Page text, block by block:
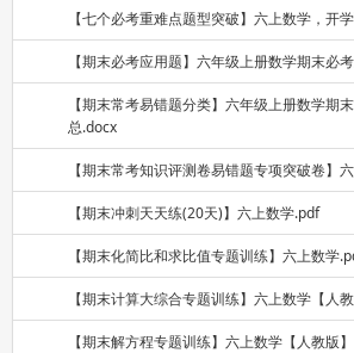
【七个必考重难点题型突破】六上数学，开
【期末必考应用题】六年级上册数学期末必
【期末常考易错题分类】六年级上册数学期
总.docx
【期末常考知识评测卷易错题专项突破卷】
【期末冲刺天天练(20天)】六上数学.pdf
【期末化简比和求比值专题训练】六上数学
【期末计算大综合专题训练】六上数学【人
【期末解方程专题训练】六上数学【人教版